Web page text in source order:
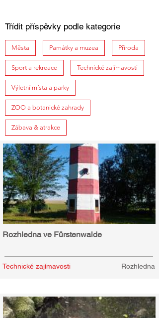
Třídit příspěvky podle kategorie
Města Památky a muzea Příroda
Sport a rekreace Technické zajímavosti
Výletní místa a parky
ZOO a botanické zahrady
Zábava & atrakce
Rozhledna ve Fürstenwalde
Technické zajímavosti Rozhledna